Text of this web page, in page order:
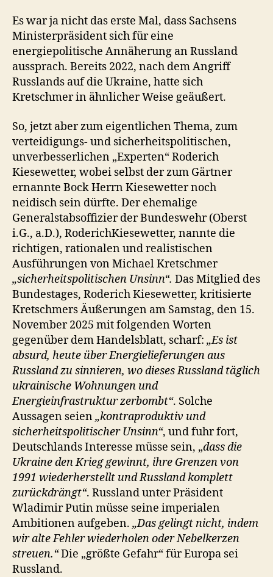
Es war ja nicht das erste Mal, dass Sachsens
Ministerpräsident sich für eine
energiepolitische Annäherung an Russland
aussprach. Bereits 2022, nach dem Angriff
Russlands auf die Ukraine, hatte sich
Kretschmer in ähnlicher Weise geäußert.
So, jetzt aber zum eigentlichen Thema, zum
verteidigungs- und sicherheitspolitischen,
unverbesserlichen „Experten“ Roderich
Kiesewetter, wobei selbst der zum Gärtner
ernannte Bock Herrn Kiesewetter noch
neidisch sein dürfte. Der ehemalige
Generalstabsoffizier der Bundeswehr (Oberst
i.G., a.D.), RoderichKiesewetter, nannte die
richtigen, rationalen und realistischen
Ausführungen von Michael Kretschmer
„sicherheitspolitischen Unsinn“. Das Mitglied des
Bundestages, Roderich Kiesewetter, kritisierte
Kretschmers Äußerungen am Samstag, den 15.
November 2025 mit folgenden Worten
gegenüber dem Handelsblatt, scharf: „Es ist
absurd, heute über Energielieferungen aus
Russland zu sinnieren, wo dieses Russland täglich
ukrainische Wohnungen und
Energieinfrastruktur zerbombt“. Solche
Aussagen seien„kontraproduktiv und
sicherheitspolitischer Unsinn“, und fuhr fort,
Deutschlands Interesse müsse sein, „dass die
Ukraine den Krieg gewinnt, ihre Grenzen von
1991 wiederherstellt und Russland komplett
zurückdrängt“. Russland unter Präsident
Wladimir Putin müsse seine imperialen
Ambitionen aufgeben. „Das gelingt nicht, indem
wir alte Fehler wiederholen oder Nebelkerzen
streuen.“Die „größte Gefahr“ für Europa sei
Russland.